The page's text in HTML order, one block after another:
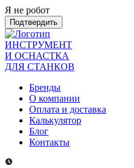
Я не робот
Подтвердить
ИНСТРУМЕНТ
И ОСНАСТКА
ДЛЯ СТАНКОВ
Бренды
О компании
Оплата и доставка
Калькулятор
Блог
Контакты